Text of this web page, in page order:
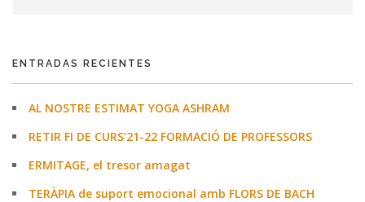
ENTRADAS RECIENTES
AL NOSTRE ESTIMAT YOGA ASHRAM
RETIR FI DE CURS’21-22 FORMACIÓ DE PROFESSORS
ERMITAGE, el tresor amagat
TERÀPIA de suport emocional amb FLORS DE BACH